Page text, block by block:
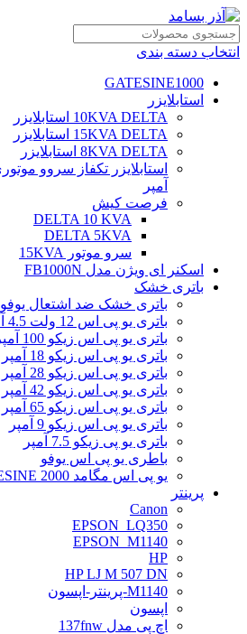
انتخاب دسته بندی
GATESINE1000
استابلایزر
10KVA DELTA استابلایزر
15KVA DELTA استابلایزر
8KVA DELTA استابلایزر
آمپر
فرصت کیش
DELTA 10 KVA
DELTA 5KVA
سرو موتور 15KVA
اسکنر ای ویژن مدل FB1000N
باتری خشک
باتری خشک ضد اشتعال یوفو
باتری یو پی اس 12 ولت 4.5 آمپر-یوفو
باتری یو پی اس زیکو 100 آمپر
باتری یو پی اس زیکو 18 آمپر
باتری یو پی اس زیکو 28 آمپر zico UPS Battery 28Ah
باتری یو پی اس زیکو 42 آمپر
باتری یو پی اس زیکو 65 آمپر zico UPS Battery 65Ah
باتری یو پی اس زیکو 9 آمپر
باتری یو پی زیکو 7.5 آمپر
باطری یو پی اس یوفو
یو پی اس مگامد GATESINE 2000
پرینتر
Canon
EPSON_LQ350
EPSON_M1140
HP
HP LJ M 507 DN
M1140-پرینتر-اپسون
اپسون
اچ پی مدل 137fnw